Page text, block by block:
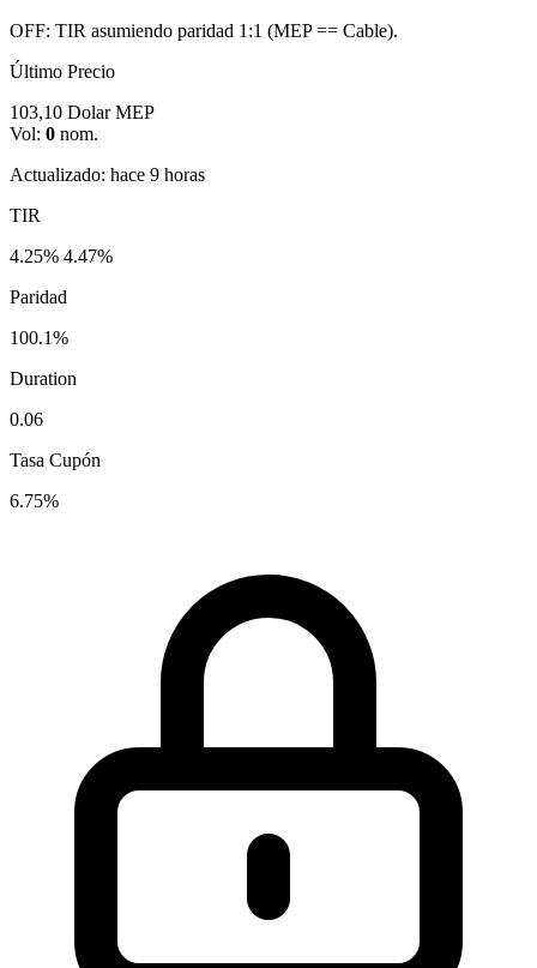
OFF: TIR asumiendo paridad 1:1 (MEP == Cable).
Último Precio
103,10 Dolar MEP
Vol: 0 nom.
Actualizado: hace 9 horas
TIR
4.25% 4.47%
Paridad
100.1%
Duration
0.06
Tasa Cupón
6.75%